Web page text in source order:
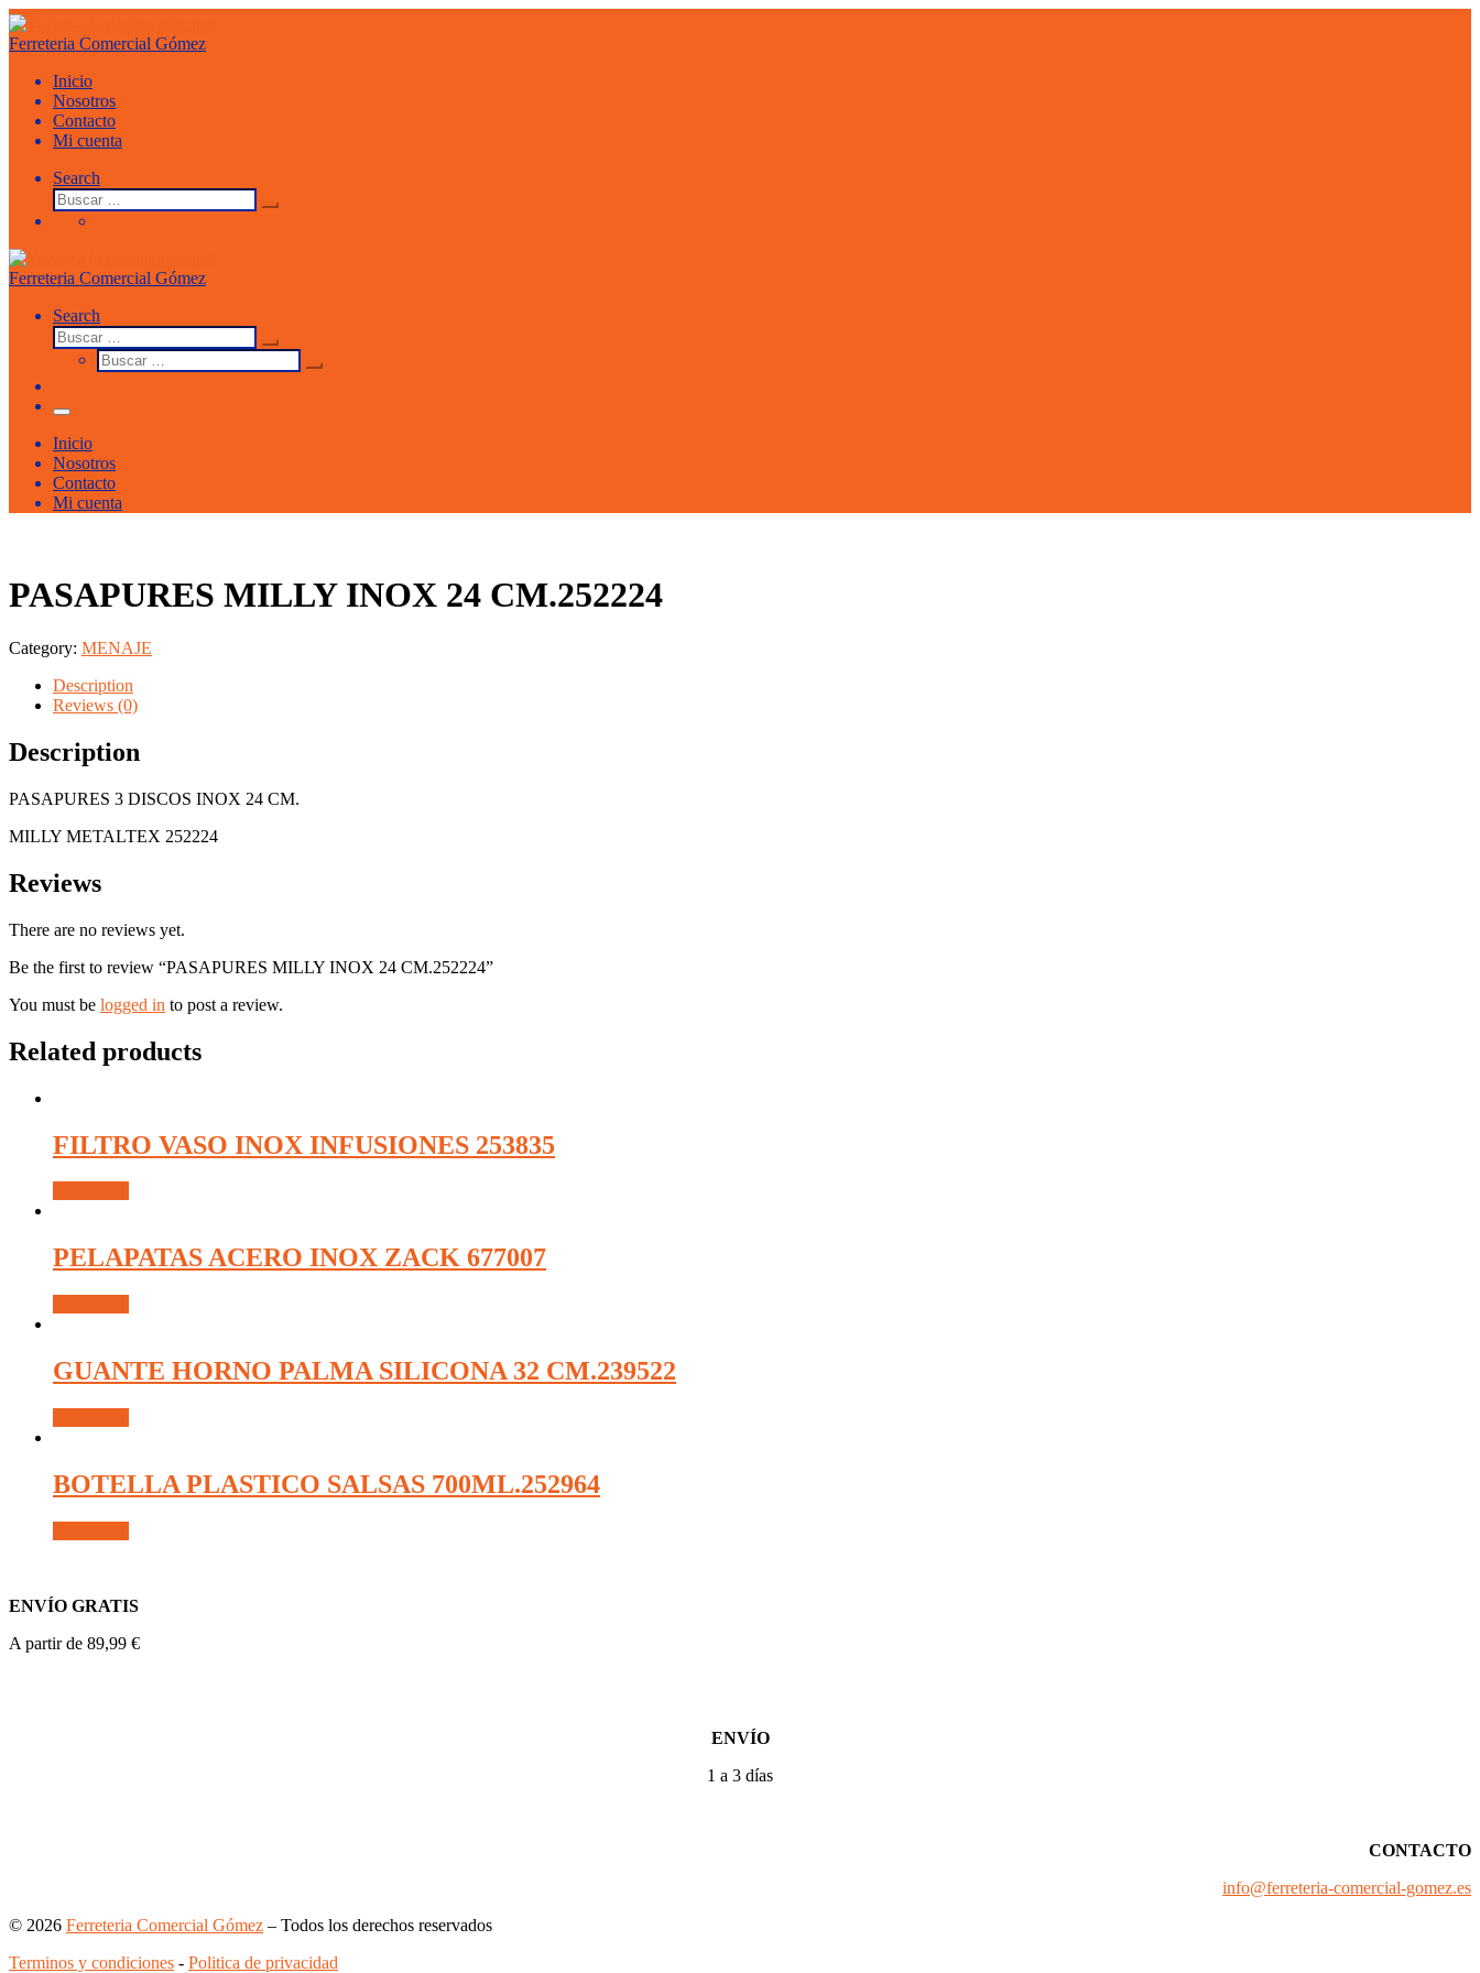
Saltar
al
contenido
Ferreteria Comercial Gómez
Inicio
Nosotros
Contacto
Mi cuenta
Search
Buscar
Buscar
Ferreteria Comercial Gómez
Search
Buscar
Buscar
…
Buscar
Buscar
Menu
Inicio
Nosotros
Contacto
Mi cuenta
PASAPURES MILLY INOX 24 CM.252224
Category: MENAJE
Description
Reviews (0)
Description
PASAPURES 3 DISCOS INOX 24 CM.
MILLY METALTEX 252224
Reviews
There are no reviews yet.
Be the first to review “PASAPURES MILLY INOX 24 CM.252224”
You must be logged in to post a review.
Related products
FILTRO VASO INOX INFUSIONES 253835
PELAPATAS ACERO INOX ZACK 677007
GUANTE HORNO PALMA SILICONA 32 CM.239522
BOTELLA PLASTICO SALSAS 700ML.252964
ENVÍO GRATIS
A partir de 89,99 €
ENVÍO
1 a 3 días
CONTACTO
info@ferreteria-comercial-gomez.es
© 2026 Ferreteria Comercial Gómez – Todos los derechos reservados
Terminos y condiciones - Politica de privacidad